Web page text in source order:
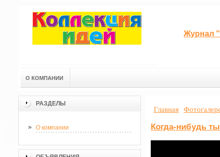
Журнал
О КОМПАНИИ
РАЗДЕЛЫ
О компании
Главная
Когда-нибудь